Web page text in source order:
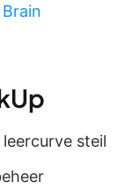
steil